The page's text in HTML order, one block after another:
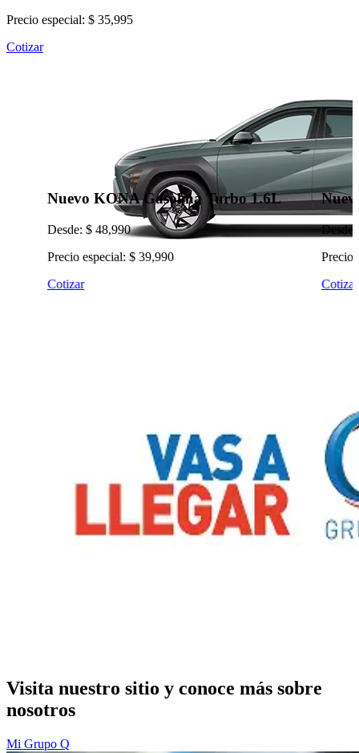
Precio especial: $ 35,995
Cotizar
Nuevo KONA Gasolina Turbo 1.6L
Desde: $ 48,990
Precio especial: $ 39,990
Cotizar
Precio
Cotizar
Visita nuestro sitio y conoce más sobre
nosotros
Mi Grupo Q